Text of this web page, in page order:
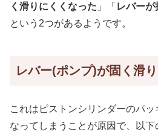
く滑りにくくなった 」「 レバー
という2つがあるようです。
レバー(ポンプ)が固く滑
これはピストンシリンダーのパッ
なってしまうことが原因で、以下